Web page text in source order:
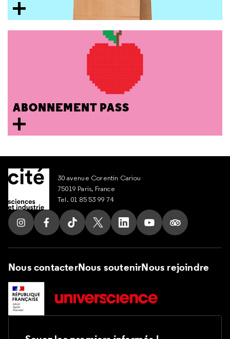
ABONNEMENT PASS
30 avenue Corentin Cariou
75019 Paris, France
Tel. 01 85 53 99 74
Suivez nous sur Instagram
Suivez nous sur Facebook
Suivez nous sur Tik Tok
Suivez nous sur X
Suivez nous sur LinkedIn
Suivez nous sur
Suivez nous
Nous contacterNous soutenirNous rejoindre